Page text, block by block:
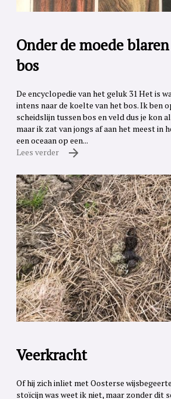
Onder de moede
bos
De encyclopedie van het geluk 31 Het is
intens naar de koelte van het bos. Ik ben
scheidslijn tussen bos en veld dus je kon
maar ik zat van jongs af aan het meest in
een oceaan op een...
Lees verder
Veerkracht
Of hij zich inliet met Oosterse
stoïcijn was weet ik niet, maar zonder dit